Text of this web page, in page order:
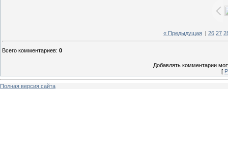
« Предыдущая 26 27
Всего комментариев: 0
Добавлять комментарии
[
Полная версия сайта